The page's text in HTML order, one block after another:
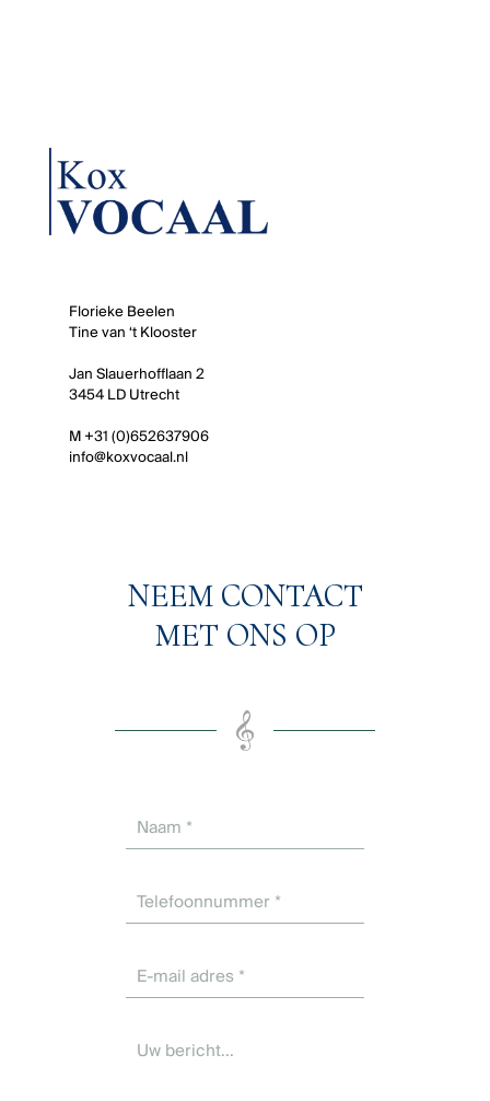
Florieke Beelen
Tine van ‘t Klooster
Jan Slauerhofflaan 2
3454 LD Utrecht
M +31 (0)652637906
info@koxvocaal.nl
NEEM CONTACT
MET ONS OP